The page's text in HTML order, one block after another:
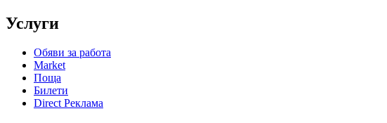
Услуги
Обяви за работа
Market
Поща
Билети
Direct Реклама